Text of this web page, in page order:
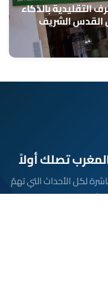
بالذكاء
القدس الشريف
متابعة مباشرة لكل الأحداث التي تهمّ
إشعارات فورية وتغطية